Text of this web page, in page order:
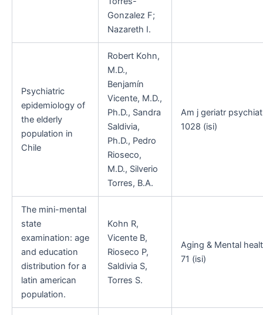
Gonzalez F;
Nazareth I.
Psychiatric
epidemiology of
the elderly
population in
Chile
Robert Kohn,
M.D.,
Benjamín
Vicente, M.D.,
Ph.D., Sandra
Saldivia,
Ph.D., Pedro
Rioseco,
M.D., Silverio
Torres, B.A.
Am j geriatr
1028 (isi)
The mini-mental
state
examination: age
and education
distribution for a
latin american
population.
Kohn R,
Vicente B,
Rioseco P,
Saldivia S,
Torres S.
Aging & Mental
71 (isi)